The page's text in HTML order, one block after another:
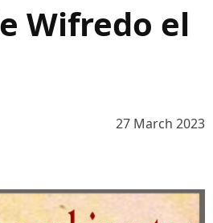
Wifredo el
27 March 2023